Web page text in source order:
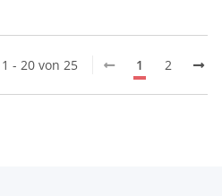
- 20 von 25 1 2